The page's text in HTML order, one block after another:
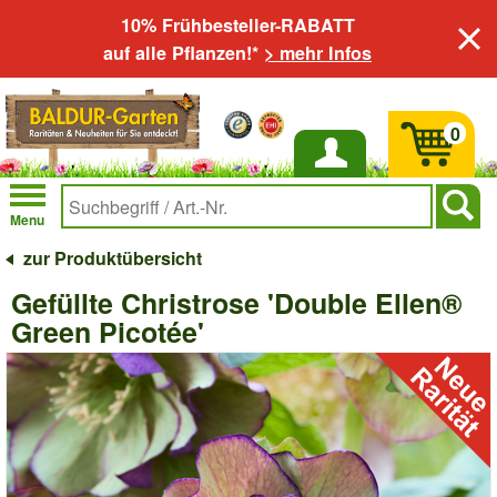
10% Frühbesteller-RABATT
auf alle Pflanzen!* > mehr Infos
Anmelden
Menu
0
zur Produktübersicht
Gefüllte Christrose 'Double Ellen®
Green Picotée'